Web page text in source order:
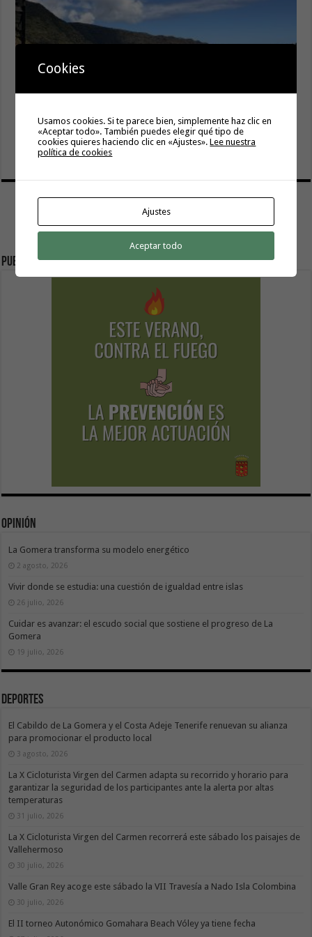
El Ayuntamiento de Hermigua licita la instalación de 30
farolas fotovoltaicas en la subida a Las Cabezadas
6 agosto, 2026
Publicidad
Opinión
La Gomera transforma su modelo energético
2 agosto, 2026
Vivir donde se estudia: una cuestión de igualdad entre islas
26 julio, 2026
Cuidar es avanzar: el escudo social que sostiene el progreso de La
Gomera
19 julio, 2026
Deportes
El Cabildo de La Gomera y el Costa Adeje Tenerife renuevan su alianza
para promocionar el producto local
3 agosto, 2026
La X Cicloturista Virgen del Carmen adapta su recorrido y horario para
garantizar la seguridad de los participantes ante la alerta por altas
temperaturas
31 julio, 2026
La X Cicloturista Virgen del Carmen recorrerá este sábado los paisajes de
Vallehermoso
30 julio, 2026
Valle Gran Rey acoge este sábado la VII Travesía a Nado Isla Colombina
30 julio, 2026
El II torneo Autonómico Gomahara Beach Vóley ya tiene fecha
Cookies
Usamos cookies. Si te parece bien, simplemente haz clic en
«Aceptar todo». También puedes elegir qué tipo de
cookies quieres haciendo clic en «Ajustes».Lee nuestra
política de cookies
Ajustes
Aceptar todo